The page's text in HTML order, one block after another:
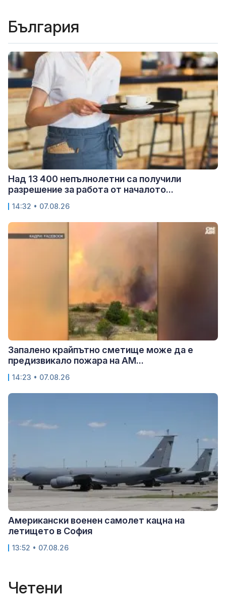
България
Над 13 400 непълнолетни са получили
разрешение за работа от началото...
14:32 • 07.08.26
Запалено крайпътно сметище може да е
предизвикало пожара на АМ...
14:23 • 07.08.26
Американски военен самолет кацна на
летището в София
13:52 • 07.08.26
Четени